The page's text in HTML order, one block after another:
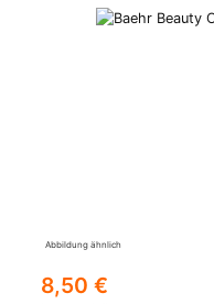
Bildergalerie überspringen
Abbildung ähnlich
Regulärer Preis:
8,50 €